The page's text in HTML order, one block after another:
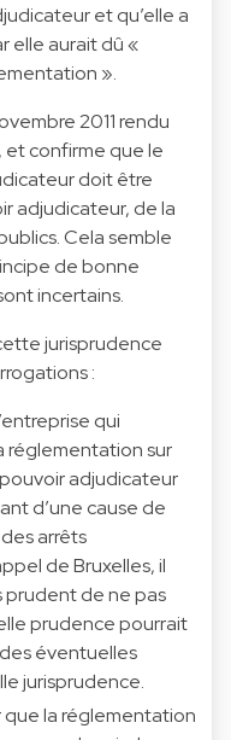
et qu’elle a
elle aurait dû «
».
2011 rendu
et confirme que le
doit être
adjudicateur, de la
Cela semble
de bonne
incertains.
jurisprudence
:
qui
réglementation sur
adjudicateur
d’une cause de
arrêts
de Bruxelles, il
prudent de ne pas
prudence pourrait
des éventuelles
jurisprudence.
que la réglementation